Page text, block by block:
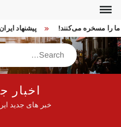
Skip
content
پیشنهاد ما را مسخره می‌کنند!
Search
اخبار
خبر های جدید